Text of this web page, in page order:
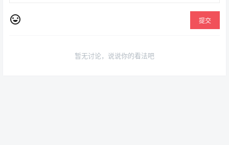
提交
暂无讨论，说说你的看法吧